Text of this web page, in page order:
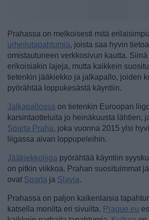
Prahassa on melkoisesti mitä
urheilutapahtumia, joista saa hyvin
omistautuneen verkkosivun kautta.
erikoisiakin lajeja, mutta kaikkein
tietenkin jääkiekko ja jalkapallo, joiden
pyörähtää loppukesästä käyntiin.
Jalkapallossa on tietenkin Euroopan
karsintaotteluita jo heinäkuusta lähtien,
Sparta Praha, joka vuonna 2015 ylsi
liigassa aivan loppupeleihin.
Jääkiekkoliiga pyörähtää käyntiin
on pitkin viikkoa. Prahan suosituimmat
ovat Sparta ja Slavia.
Prahassa on paljon kaikenlaisia
katsella monilta eri sivuilta. Prague.eu